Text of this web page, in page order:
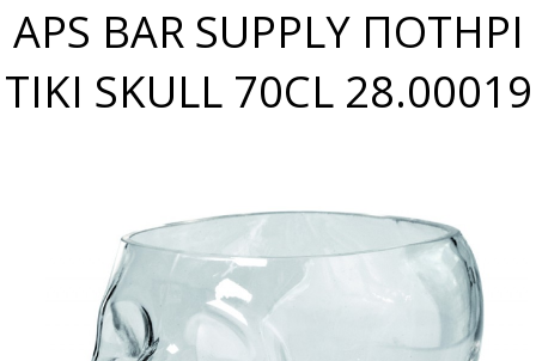
APS BAR SUPPLY ΠΟΤΗΡΙ
TIKI SKULL 70CL 28.00019